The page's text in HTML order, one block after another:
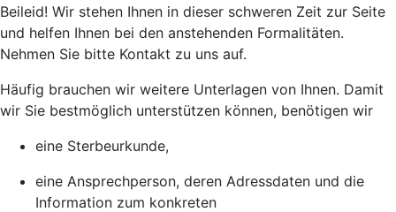
Beileid! Wir stehen Ihnen in dieser schweren Zeit zur Seite
und helfen Ihnen bei den anstehenden Formalitäten.
Nehmen Sie bitte Kontakt zu uns auf.
Häufig brauchen wir weitere Unterlagen von Ihnen. Damit
wir Sie bestmöglich unterstützen können, benötigen wir
eine Sterbeurkunde,
eine Ansprechperson, deren Adressdaten und die
Information zum konkreten